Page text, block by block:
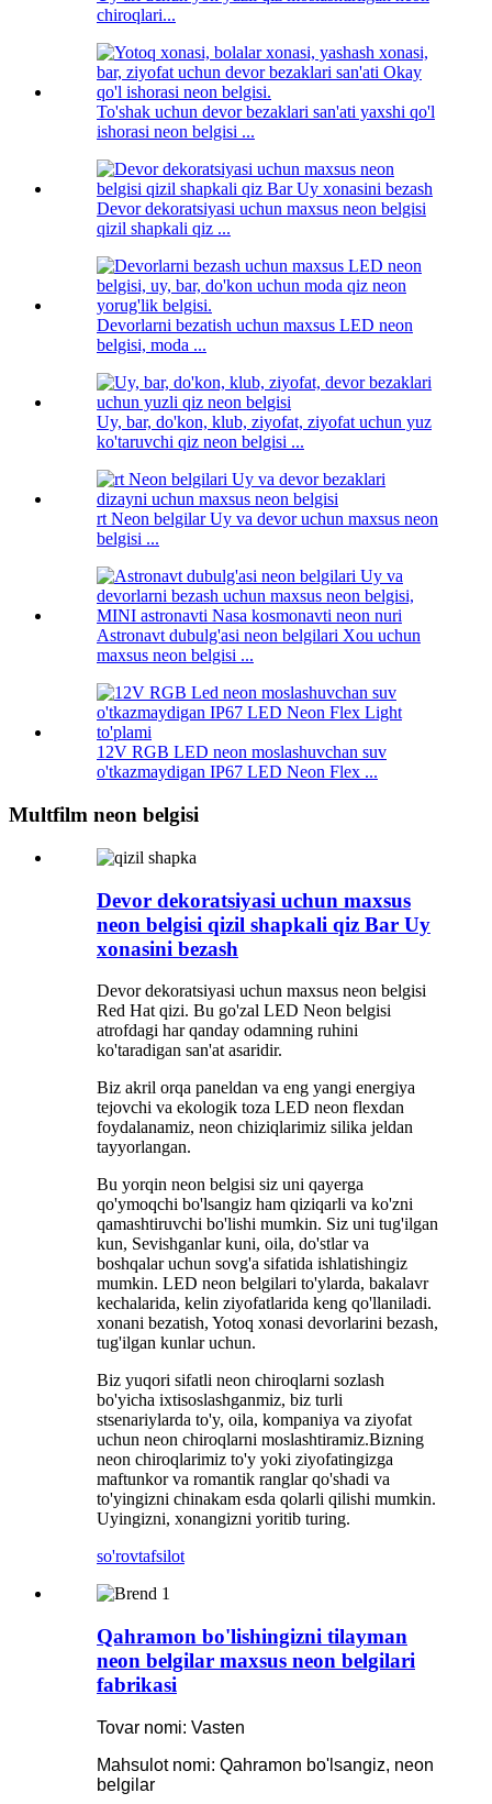
chiroqlari...
To'shak uchun devor bezaklari san'ati yaxshi qo'l
ishorasi neon belgisi ...
Devor dekoratsiyasi uchun maxsus neon belgisi
qizil shapkali qiz ...
Devorlarni bezatish uchun maxsus LED neon
belgisi, moda ...
Uy, bar, do'kon, klub, ziyofat, ziyofat uchun yuz
ko'taruvchi qiz neon belgisi ...
rt Neon belgilar Uy va devor uchun maxsus neon
belgisi ...
Astronavt dubulg'asi neon belgilari Xou uchun
maxsus neon belgisi ...
12V RGB LED neon moslashuvchan suv
o'tkazmaydigan IP67 LED Neon Flex ...
Multfilm neon belgisi
Devor dekoratsiyasi uchun maxsus
neon belgisi qizil shapkali qiz Bar Uy
xonasini bezash
Devor dekoratsiyasi uchun maxsus neon belgisi
Red Hat qizi. Bu go'zal LED Neon belgisi
atrofdagi har qanday odamning ruhini
ko'taradigan san'at asaridir.
Biz akril orqa paneldan va eng yangi energiya
tejovchi va ekologik toza LED neon flexdan
foydalanamiz, neon chiziqlarimiz silika jeldan
tayyorlangan.
Bu yorqin neon belgisi siz uni qayerga
qo'ymoqchi bo'lsangiz ham qiziqarli va ko'zni
qamashtiruvchi bo'lishi mumkin. Siz uni tug'ilgan
kun, Sevishganlar kuni, oila, do'stlar va
boshqalar uchun sovg'a sifatida ishlatishingiz
mumkin. LED neon belgilari to'ylarda, bakalavr
kechalarida, kelin ziyofatlarida keng qo'llaniladi.
xonani bezatish, Yotoq xonasi devorlarini bezash,
tug'ilgan kunlar uchun.
Biz yuqori sifatli neon chiroqlarni sozlash
bo'yicha ixtisoslashganmiz, biz turli
stsenariylarda to'y, oila, kompaniya va ziyofat
uchun neon chiroqlarni moslashtiramiz.Bizning
neon chiroqlarimiz to'y yoki ziyofatingizga
maftunkor va romantik ranglar qo'shadi va
to'yingizni chinakam esda qolarli qilishi mumkin.
Uyingizni, xonangizni yoritib turing.
so'rovtafsilot
Qahramon bo'lishingizni tilayman
neon belgilar maxsus neon belgilari
fabrikasi
Tovar nomi: Vasten
Mahsulot nomi: Qahramon bo'lsangiz, neon
belgilar